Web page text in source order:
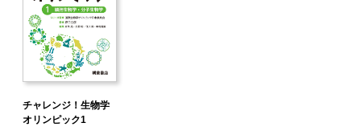
チャレンジ！生物学
オリンピック1